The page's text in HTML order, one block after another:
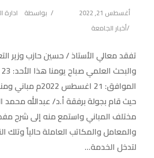
أغسطس 21, 2022 بواسطة
ادارة
أخبار الجامعة
تفقد معالي الأستاذ / حسين حازب وزير
الموافق: 21 اغسطس
حيث قام بجولة برفقة أ.د/ عبدالله
مختلف المباني واستمع منه إلى شرح
والمعامل والمكاتب العاملة حالياً وتلك
لتدخل الخدمة...